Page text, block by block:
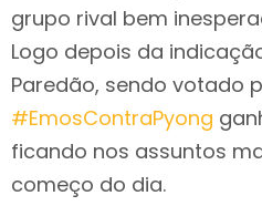
grupo rival bem
Logo depois da
Paredão, sendo votado
#EmosContraPyong
ficando nos assuntos
começo do dia.